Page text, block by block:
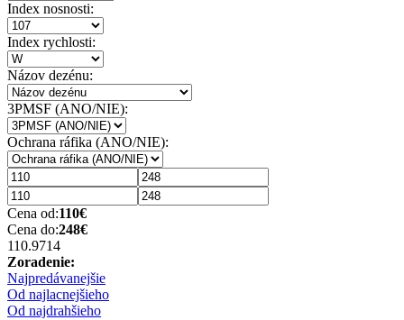
Index nosnosti:
Index rychlosti:
Názov dezénu:
3PMSF (ANO/NIE):
Ochrana ráfika (ANO/NIE):
Cena od:110€
Cena do:248€
110.9714
Zoradenie:
Najpredávanejšie
Od najlacnejšieho
Od najdrahšieho